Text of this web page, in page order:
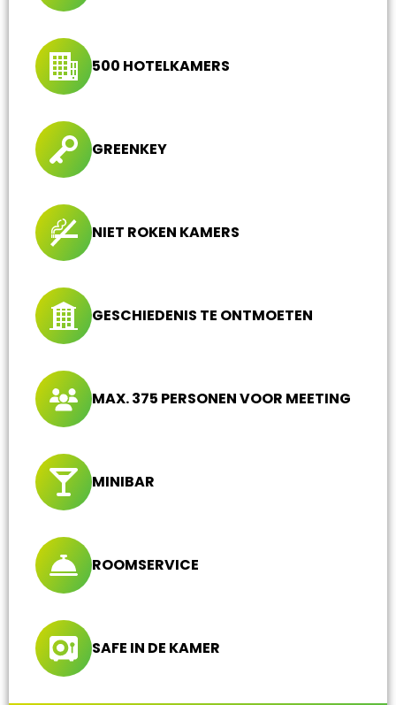
500 HOTELKAMERS
GREENKEY
NIET ROKEN KAMERS
GESCHIEDENIS TE ONTMOETEN
MAX. 375 PERSONEN VOOR MEETING
MINIBAR
ROOMSERVICE
SAFE IN DE KAMER